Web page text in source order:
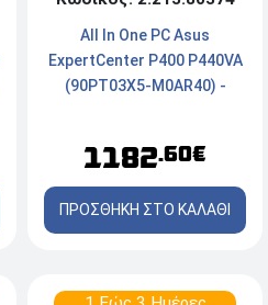
All In One PC Asus
ExpertCenter P400 P440VA
(90PT03X5-M0AR40) -
1TB SSD NVMe - Webcam -
FreeDOS
1182.60€
ΠΡΟΣΘΗΚΗ ΣΤΟ ΚΑΛΑΘΙ